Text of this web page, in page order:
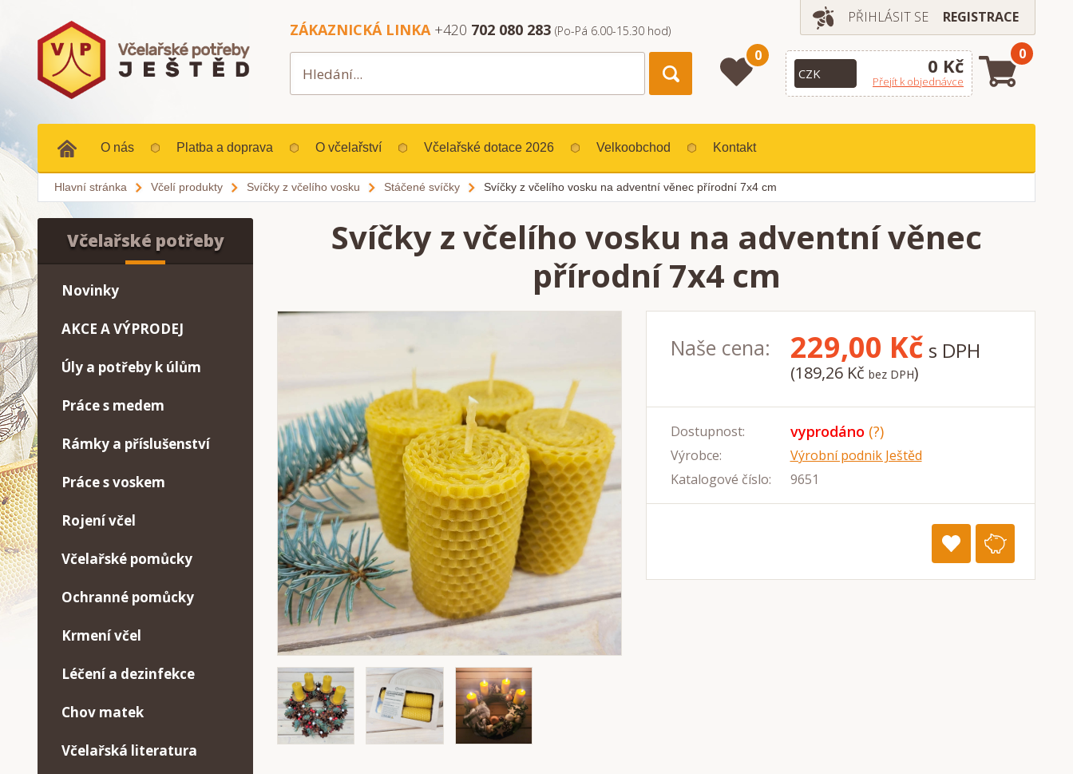
PŘIHLÁSIT SE REGISTRACE
ZÁKAZNICKÁ LINKA +420 702 080 283 (Po-Pá 6.00-15.30 hod)
0 0 Kč
Přejít k objednávce
0
O nás Platba a doprava O včelařství Včelařské dotace 2026 Velkoobchod Kontakt
Hlavní stránka Včelí produkty Svíčky z včelího vosku Stáčené svíčky Svíčky z včelího vosku na adventní věnec přírodní 7x4 cm
Svíčky z včelího vosku na adventní věnec
přírodní 7x4 cm
Naše cena: 229,00 Kč s DPH
(189,26 Kč bez DPH)
Dostupnost: vyprodáno (?)
Výrobce:
Výrobní podnik Ještěd
Katalogové číslo:
9651
Včelařské potřeby
Novinky
AKCE A VÝPRODEJ
Úly a potřeby k úlům
Práce s medem
Rámky a příslušenství
Práce s voskem
Rojení včel
Včelařské pomůcky
Ochranné pomůcky
Krmení včel
Léčení a dezinfekce
Chov matek
Včelařská literatura